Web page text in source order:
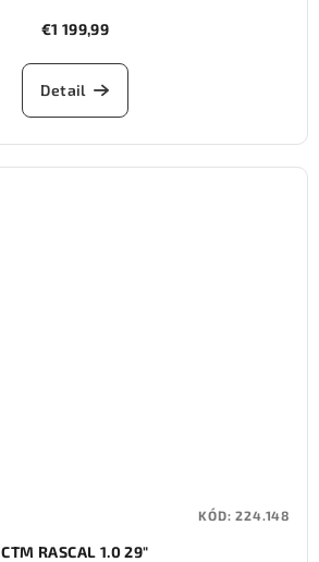
€1 199,99
Detail
CTM RASCAL 1.0 29"
KÓD:224.148